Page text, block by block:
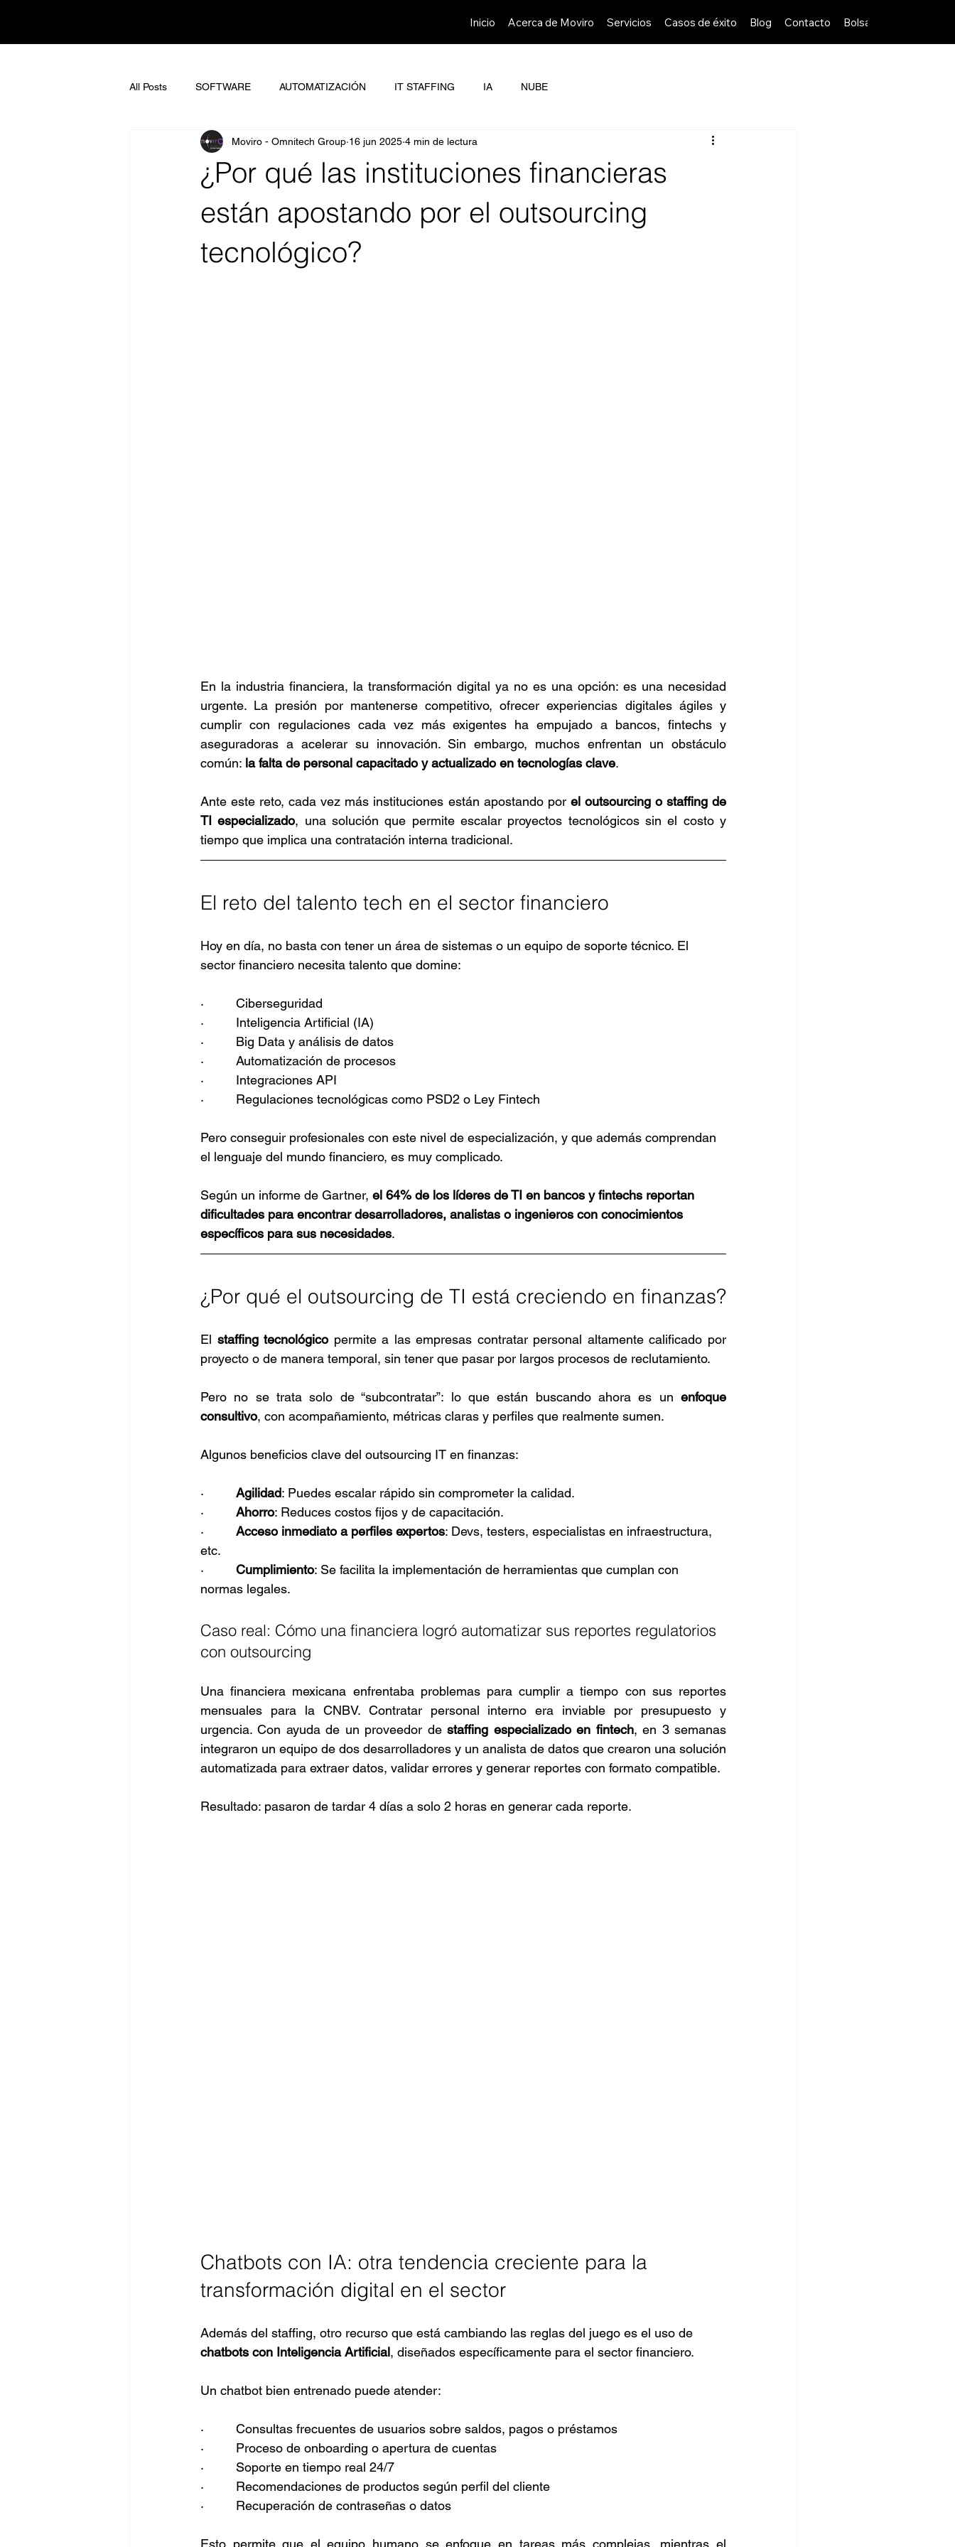
Inicio Acerca de Moviro Servicios Casos de éxito Blog Contacto Bolsa de Trabajo
All Posts SOFTWARE AUTOMATIZACIÓN IT STAFFING IA NUBE
¿Por qué las instituciones financieras
están apostando por el outsourcing
tecnológico?
Moviro - Omnitech Group 16 jun 2025 4 min de lectura
En la industria financiera, la transformación digital ya no es una opción: es una necesidad
urgente. La presión por mantenerse competitivo, ofrecer experiencias digitales ágiles y
cumplir con regulaciones cada vez más exigentes ha empujado a bancos, fintechs y
aseguradoras a acelerar su innovación. Sin embargo, muchos enfrentan un obstáculo
común: la falta de personal capacitado y actualizado en tecnologías clave.
Ante este reto, cada vez más instituciones están apostando por el outsourcing o staffing de
TI especializado, una solución que permite escalar proyectos tecnológicos sin el costo y
tiempo que implica una contratación interna tradicional.
El reto del talento tech en el sector financiero
Hoy en día, no basta con tener un área de sistemas o un equipo de soporte técnico. El
sector financiero necesita talento que domine:
·         Ciberseguridad
·         Inteligencia Artificial (IA)
·         Big Data y análisis de datos
·         Automatización de procesos
·         Integraciones API
·         Regulaciones tecnológicas como PSD2 o Ley Fintech
Pero conseguir profesionales con este nivel de especialización, y que además comprendan
el lenguaje del mundo financiero, es muy complicado.
Según un informe de Gartner, el 64% de los líderes de TI en bancos y fintechs reportan
dificultades para encontrar desarrolladores, analistas o ingenieros con conocimientos
específicos para sus necesidades.
¿Por qué el outsourcing de TI está creciendo en finanzas?
El staffing tecnológico permite a las empresas contratar personal altamente calificado por
proyecto o de manera temporal, sin tener que pasar por largos procesos de reclutamiento.
Pero no se trata solo de “subcontratar”: lo que están buscando ahora es un enfoque
consultivo, con acompañamiento, métricas claras y perfiles que realmente sumen.
Algunos beneficios clave del outsourcing IT en finanzas:
· Agilidad: Puedes escalar rápido sin comprometer la calidad.
· Ahorro: Reduces costos fijos y de capacitación.
· Acceso inmediato a perfiles expertos: Devs, testers, especialistas en infraestructura,
etc.
· Cumplimiento: Se facilita la implementación de herramientas que cumplan con
normas legales.
Caso real: Cómo una financiera logró automatizar sus reportes regulatorios
con outsourcing
Una financiera mexicana enfrentaba problemas para cumplir a tiempo con sus reportes
mensuales para la CNBV. Contratar personal interno era inviable por presupuesto y
urgencia. Con ayuda de un proveedor de staffing especializado en fintech, en 3 semanas
integraron un equipo de dos desarrolladores y un analista de datos que crearon una solución
automatizada para extraer datos, validar errores y generar reportes con formato compatible.
Resultado: pasaron de tardar 4 días a solo 2 horas en generar cada reporte.
Chatbots con IA: otra tendencia creciente para la
transformación digital en el sector
Además del staffing, otro recurso que está cambiando las reglas del juego es el uso de
chatbots con Inteligencia Artificial, diseñados específicamente para el sector financiero.
Un chatbot bien entrenado puede atender:
·         Consultas frecuentes de usuarios sobre saldos, pagos o préstamos
·         Proceso de onboarding o apertura de cuentas
·         Soporte en tiempo real 24/7
·         Recomendaciones de productos según perfil del cliente
·         Recuperación de contraseñas o datos
Esto permite que el equipo humano se enfoque en tareas más complejas, mientras el